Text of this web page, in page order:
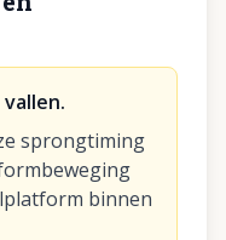
sprongtiming
binnen